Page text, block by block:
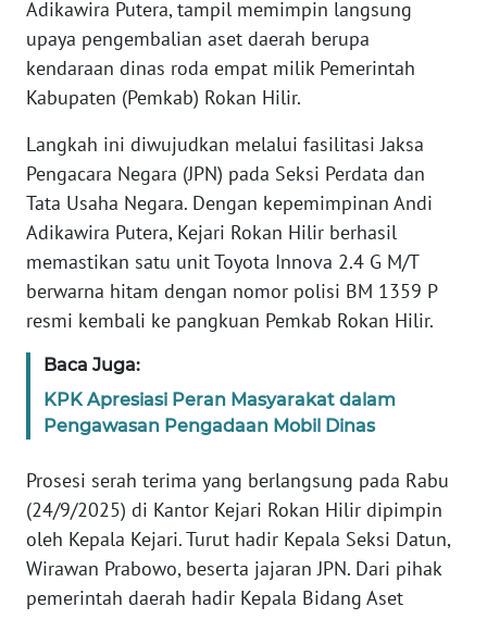
Adikawira Putera, tampil memimpin langsung
upaya pengembalian aset daerah berupa
kendaraan dinas roda empat milik Pemerintah
Kabupaten (Pemkab) Rokan Hilir.
Langkah ini diwujudkan melalui fasilitasi Jaksa
Pengacara Negara (JPN) pada Seksi Perdata dan
Tata Usaha Negara. Dengan kepemimpinan Andi
Adikawira Putera, Kejari Rokan Hilir berhasil
memastikan satu unit Toyota Innova 2.4 G M/T
berwarna hitam dengan nomor polisi BM 1359 P
resmi kembali ke pangkuan Pemkab Rokan Hilir.
Baca Juga:
KPK Apresiasi Peran Masyarakat dalam
Pengawasan Pengadaan Mobil Dinas
Prosesi serah terima yang berlangsung pada Rabu
(24/9/2025) di Kantor Kejari Rokan Hilir dipimpin
oleh Kepala Kejari. Turut hadir Kepala Seksi Datun,
Wirawan Prabowo, beserta jajaran JPN. Dari pihak
pemerintah daerah hadir Kepala Bidang Aset
KARIR
DISCLAIMER
Wahana
News
Regional
WN
SUMUT
JAKARTA
JABAR
WN
BANTEN